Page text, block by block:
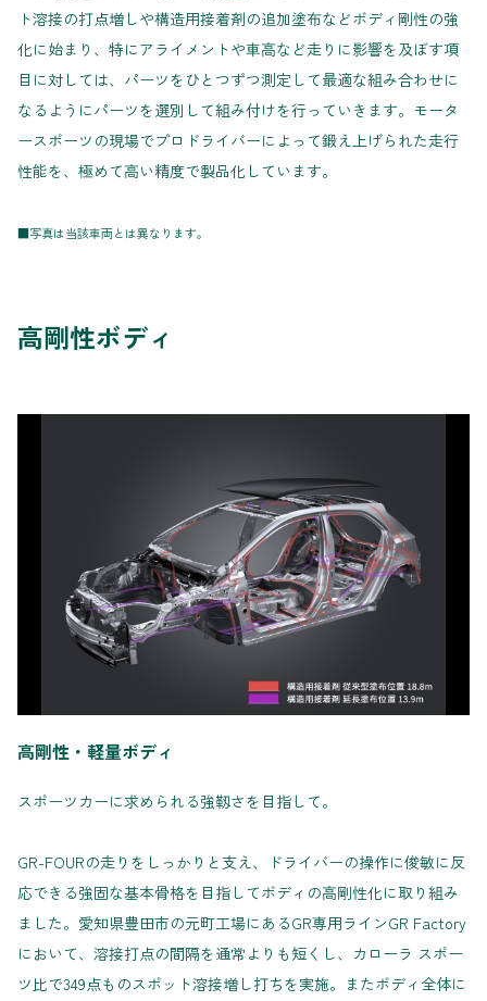
ト溶接の打点増しや構造用接着剤の追加塗布などボディ剛性の強
化に始まり、特にアライメントや車高など走りに影響を及ぼす項
目に対しては、パーツをひとつずつ測定して最適な組み合わせに
なるようにパーツを選別して組み付けを行っていきます。モータ
ースポーツの現場でプロドライバーによって鍛え上げられた走行
性能を、極めて高い精度で製品化しています。
■写真は当該車両とは異なります。
高剛性ボディ
高剛性・軽量ボディ
スポーツカーに求められる強靱さを目指して。
GR-FOURの走りをしっかりと支え、ドライバーの操作に俊敏に反
応できる強固な基本骨格を目指してボディの高剛性化に取り組み
ました。愛知県豊田市の元町工場にあるGR専用ラインGR Factory
において、溶接打点の間隔を通常よりも短くし、カローラ スポー
ツ比で349点ものスポット溶接増し打ちを実施。またボディ全体に